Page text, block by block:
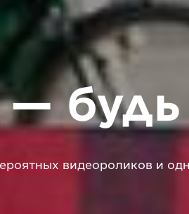
—
видеороликов и